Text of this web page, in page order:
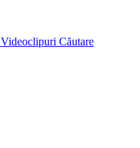
Videoclipuri Căutare